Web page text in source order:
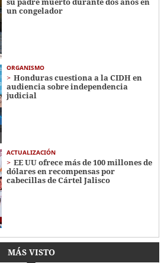
un congelador
ORGANISMO
Honduras cuestiona a la CIDH en
audiencia sobre independencia
judicial
ACTUALIZACIÓN
EE UU ofrece más de 100 millones de
dólares en recompensas por
cabecillas de Cártel Jalisco
MÁS VISTO